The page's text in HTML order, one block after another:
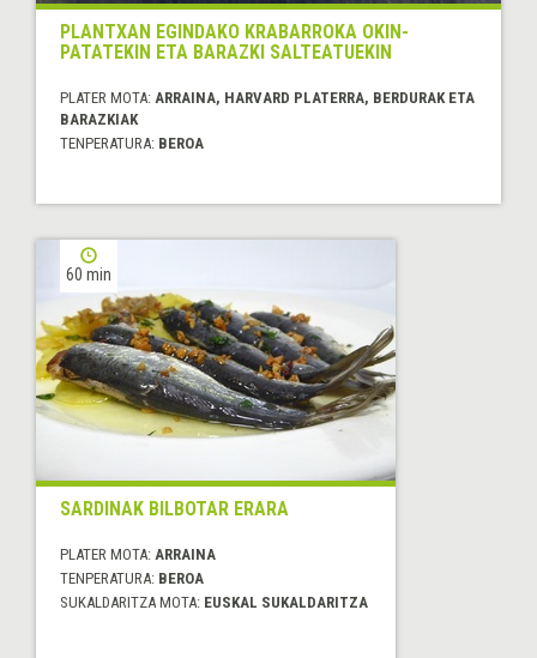
PLANTXAN EGINDAKO KRABARROKA OKIN-
PATATEKIN ETA BARAZKI SALTEATUEKIN
PLATER MOTA: ARRAINA, HARVARD PLATERRA, BERDURAK ETA
BARAZKIAK
TENPERATURA: BEROA
60 min
SARDINAK BILBOTAR ERARA
PLATER MOTA: ARRAINA
TENPERATURA: BEROA
SUKALDARITZA MOTA: EUSKAL SUKALDARITZA